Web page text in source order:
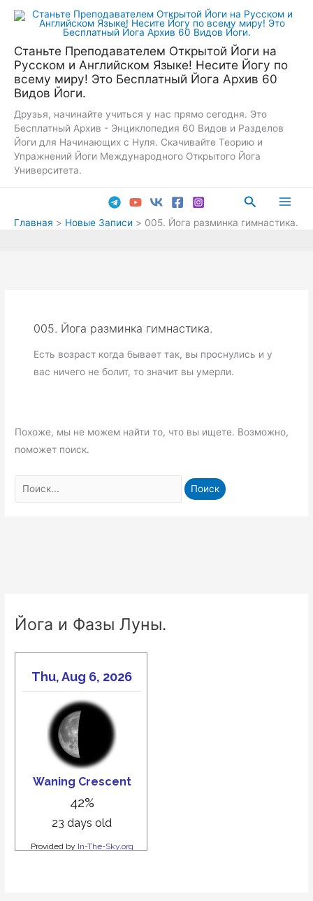
Перейти
Станьте Преподавателем Открытой Йоги на
Русском и Английском Языке! Несите Йогу по
всему миру! Это Бесплатный Йога Архив 60
Видов Йоги.
Друзья, начинайте учиться у нас прямо сегодня. Это
Бесплатный Архив - Энциклопедия 60 Видов и Разделов
Йоги для Начинающих с Нуля. Скачивайте Теорию и
Упражнений Йоги Международного Открытого Йога
Университета.
Поиск
Главная Новые Записи 005. Йога разминка гимнастика.
005. Йога разминка гимнастика.
Есть возраст когда бывает так, вы проснулись и у
вас ничего не болит, то значит вы умерли.
Похоже, мы не можем найти то, что вы ищете. Возможно,
поможет поиск.
Поиск:
Йога и Фазы Луны.